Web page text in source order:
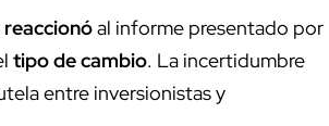
al informe presentado por
tipo de cambio. La incertidumbre
entre inversionistas y